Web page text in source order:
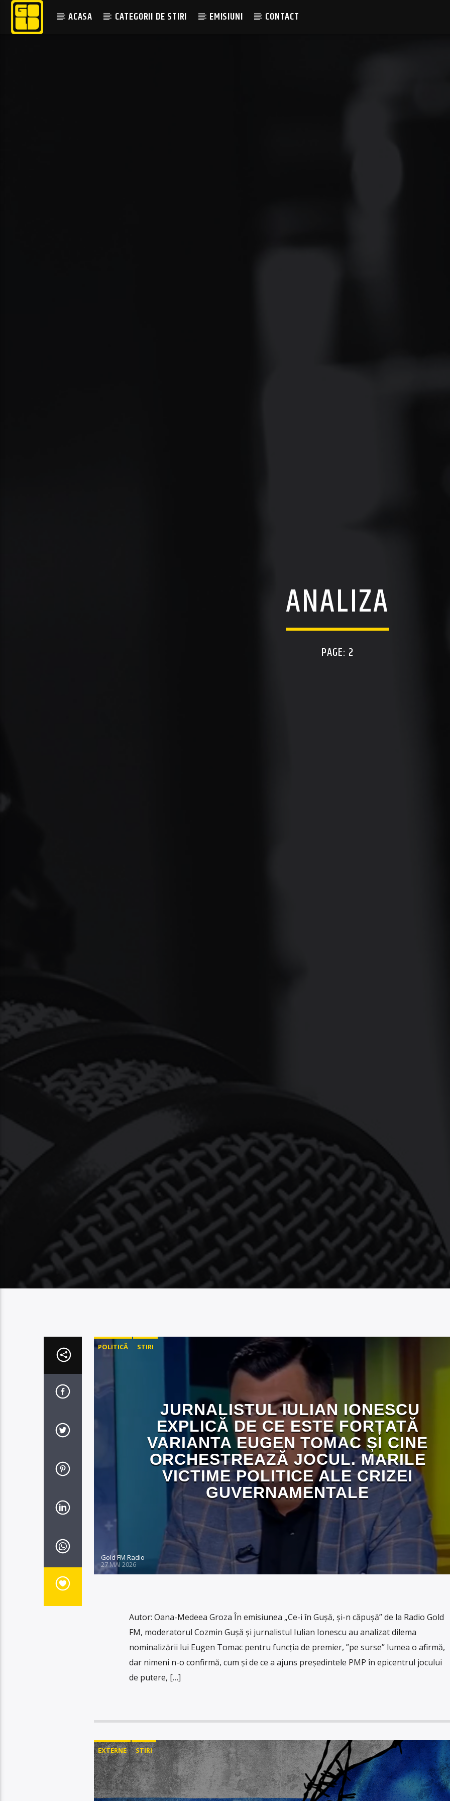
ACASA CATEGORII DE STIRI EMISIUNI CONTACT
ANALIZA
PAGE: 2
POLITICĂ STIRI
JURNALISTUL IULIAN IONESCU
EXPLICĂ DE CE ESTE FORȚATĂ
VARIANTA EUGEN TOMAC ȘI CINE
ORCHESTREAZĂ JOCUL. MARILE
VICTIME POLITICE ALE CRIZEI
GUVERNAMENTALE
Gold FM Radio
27 MAI 2026
Autor: Oana-Medeea Groza În emisiunea „Ce-i în Gușă, și-n căpușă” de la Radio Gold
FM, moderatorul Cozmin Gușă și jurnalistul Iulian Ionescu au analizat dilema
nominalizării lui Eugen Tomac pentru funcția de premier, ”pe surse” lumea o afirmă,
dar nimeni n-o confirmă, cum și de ce a ajuns președintele PMP în epicentrul jocului
de putere, […]
EXTERNE STIRI